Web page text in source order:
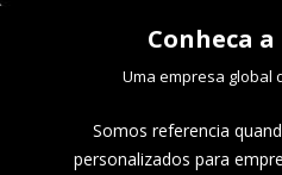
Conheca
Uma empresa global
Somos referencia
personalizados para